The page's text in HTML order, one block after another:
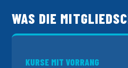
WAS DIE
KURSE MIT VORRANG